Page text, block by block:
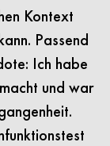
Kontext
Passend
Ich habe
und war